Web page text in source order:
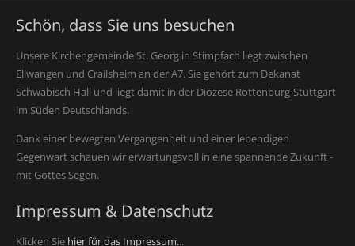
Schön, dass Sie uns besuchen
Unsere Kirchengemeinde St. Georg in Stimpfach liegt zwischen
Ellwangen und Crailsheim an der A7. Sie gehört zum Dekanat
Schwäbisch Hall und liegt damit in der Diözese Rottenburg-Stuttgart
im Süden Deutschlands.
Dank einer bewegten Vergangenheit und einer lebendigen
Gegenwart schauen wir erwartungsvoll in eine spannende Zukunft -
mit Gottes Segen.
Impressum & Datenschutz
Klicken Sie hier für das Impressum...